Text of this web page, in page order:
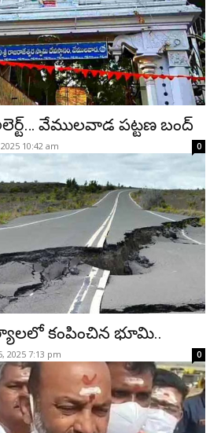
వేములవాడ పట్టణ బంద్
10:42 am 0
కంపించిన భూమి..
2025 7:13 pm 0